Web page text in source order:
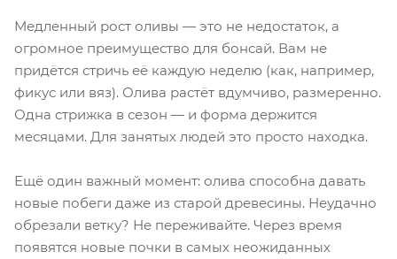
Медленный рост оливы — это не недостаток, а
огромное преимущество для бонсай. Вам не
придётся стричь её каждую неделю (как, например,
фикус или вяз). Олива растёт вдумчиво, размеренно.
Одна стрижка в сезон — и форма держится
месяцами. Для занятых людей это просто находка.
Ещё один важный момент: олива способна давать
новые побеги даже из старой древесины. Неудачно
обрезали ветку? Не переживайте. Через время
появятся новые почки в самых неожиданных